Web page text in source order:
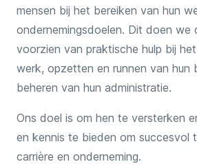
mensen bij het bereiken van hun
ondernemingsdoelen. Dit doen we
voorzien van praktische hulp bij
werk, opzetten en runnen van hun
beheren van hun administratie.
Ons doel is om hen te versterken
en kennis te bieden om succesvol
carrière en onderneming.